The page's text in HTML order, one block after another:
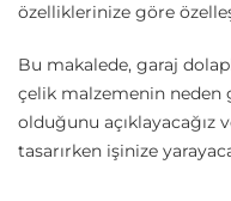
özelliklerinize göre
Bu makalede, garaj
çelik malzemenin neden
olduğunu açıklayacağız
tasarırken işinize